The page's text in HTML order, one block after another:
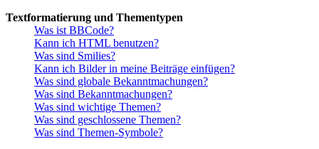
Textformatierung und Thementypen
Was ist BBCode?
Kann ich HTML benutzen?
Was sind Smilies?
Kann ich Bilder in meine Beiträge einfügen?
Was sind globale Bekanntmachungen?
Was sind Bekanntmachungen?
Was sind wichtige Themen?
Was sind geschlossene Themen?
Was sind Themen-Symbole?